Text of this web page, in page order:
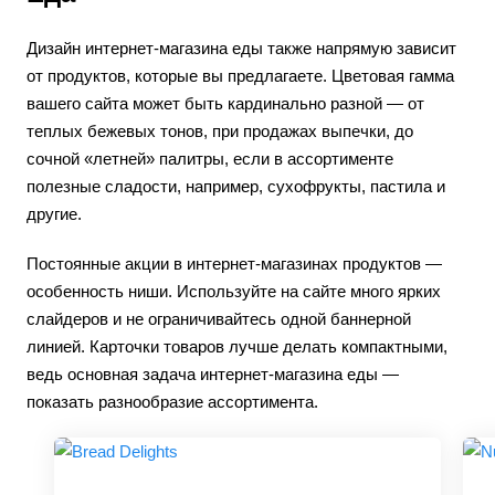
Дизайн интернет-магазина еды также напрямую зависит
от продуктов, которые вы предлагаете. Цветовая гамма
вашего сайта может быть кардинально разной — от
теплых бежевых тонов, при продажах выпечки, до
сочной «летней» палитры, если в ассортименте
полезные сладости, например, сухофрукты, пастила и
другие.
Постоянные акции в интернет-магазинах продуктов —
особенность ниши. Используйте на сайте много ярких
слайдеров и не ограничивайтесь одной баннерной
линией. Карточки товаров лучше делать компактными,
ведь основная задача интернет-магазина еды —
показать разнообразие ассортимента.